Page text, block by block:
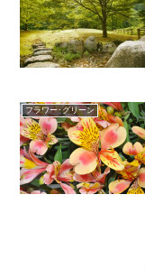
フラワー･グリーン